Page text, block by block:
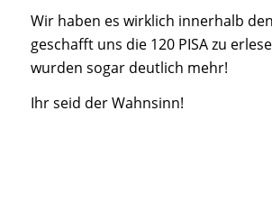
Wir haben es wirklich innerhalb
geschafft uns die 120 PISA zu
wurden sogar deutlich mehr!
Ihr seid der Wahnsinn!